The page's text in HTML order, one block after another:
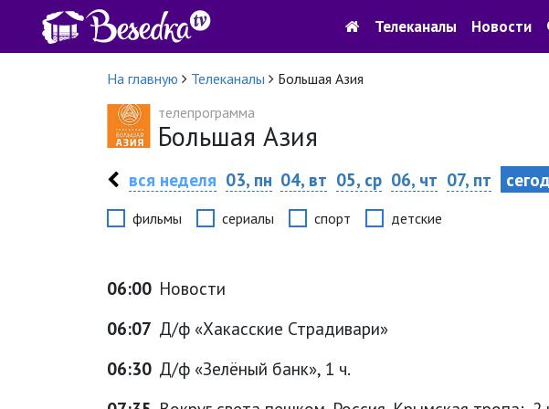
Телеканалы Новости
На главную Телеканалы
Большая Азия
телепрограмма
Большая Азия
вся неделя 03, пн 04, вт 05, ср 06, чт 07, пт
фильмы сериалы спорт детские
06:00 Новости
06:07 Д/ф «Хакасские Страдивари»
06:30 Д/ф «Зелёный банк», 1 ч.